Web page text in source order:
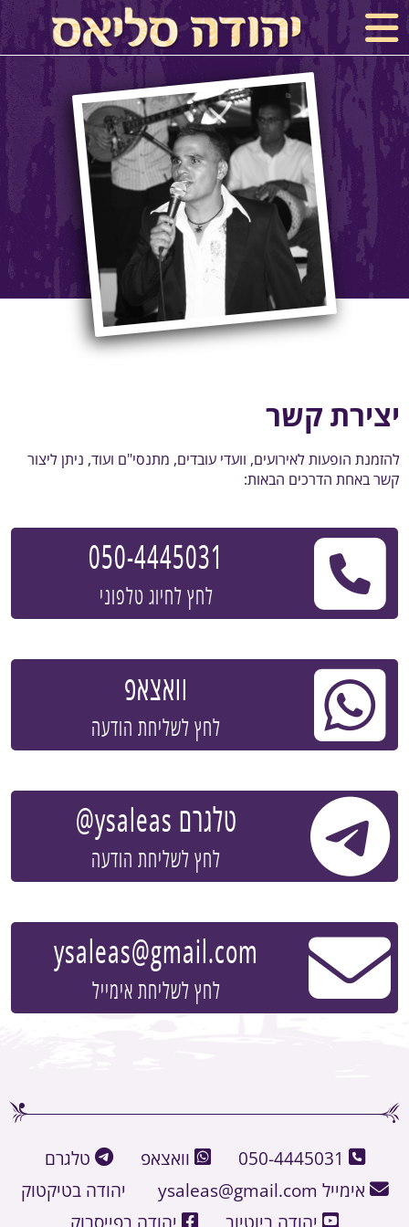
יצירת קשר
להזמנת הופעות לאירועים, וועדי עובדים, מתנסי"ם ועוד, ניתן ליצור
קשר באחת הדרכים הבאות:
050-4445031
לחץ לחיוג טלפוני
וואצאפ
לחץ לשליחת הודעה
טלגרם @ysaleas
לחץ לשליחת הודעה
ysaleas@gmail.com
לחץ לשליחת אימייל
050-4445031 וואצאפ
טלגרם
אימייל ysaleas@gmail.com
יהודה בטיקטוק
יהודה ביוטיוב
יהודה בפייסבוק